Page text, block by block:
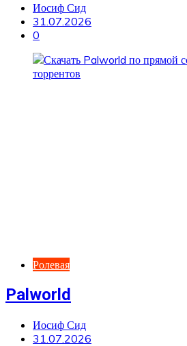
Иосиф Сид
31.07.2026
0
Ролевая
Palworld
Иосиф Сид
31.07.2026